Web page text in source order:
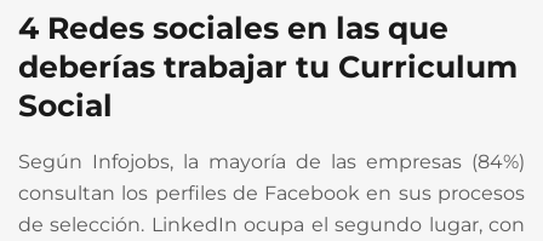
4 Redes sociales en las que
deberías trabajar tu Curriculum
Social
Según Infojobs, la mayoría de las empresas (84%)
consultan los perfiles de Facebook en sus procesos
de selección. LinkedIn ocupa el segundo lugar, con